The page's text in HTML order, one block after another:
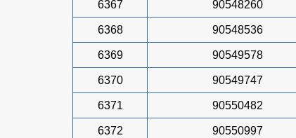
6367 90548260
6368 90548536
6369 90549578
6370 90549747
6371 90550482
6372 90550997